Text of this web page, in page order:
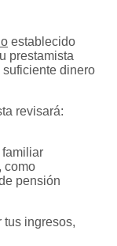
establecido
prestamista
suficiente dinero
revisará:
familiar
como
pensión
tus ingresos,